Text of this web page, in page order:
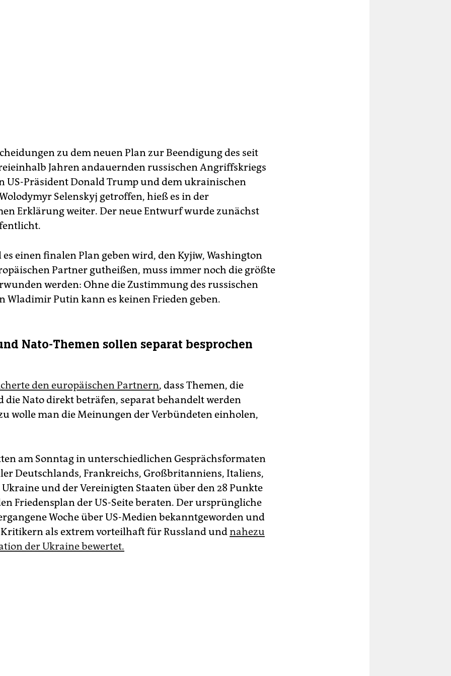
zu dem neuen Plan zur Beendigung des seit
Jahren andauernden russischen Angriffskriegs
US-Präsident Donald Trump und dem ukrainischen
Selenskyj getroffen, hieß es in der
Erklärung weiter. Der neue Entwurf wurde zunächst
es einen finalen Plan geben wird, den Kyjiw, Washington
Partner gutheißen, muss immer noch die größte
werden: Ohne die Zustimmung des russischen
Wladimir Putin kann es keinen Frieden geben.
Nato-Themen sollen separat besprochen
den europäischen Partnern, dass Themen, die
die Nato direkt beträfen, separat behandelt werden
wolle man die Meinungen der Verbündeten einholen,
am Sonntag in unterschiedlichen Gesprächsformaten
Deutschlands, Frankreichs, Großbritanniens, Italiens,
Ukraine und der Vereinigten Staaten über den 28 Punkte
Friedensplan der US-Seite beraten. Der ursprüngliche
Woche über US-Medien bekanntgeworden und
als extrem vorteilhaft für Russland undnahezu
der Ukraine bewertet.